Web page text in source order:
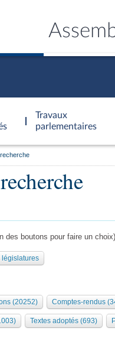
Travaux
parlementaires
Bureau Collège des
des boutons pour faire un choix)
législatures
(20252) Comptes-rendus
Textes adoptés (693)